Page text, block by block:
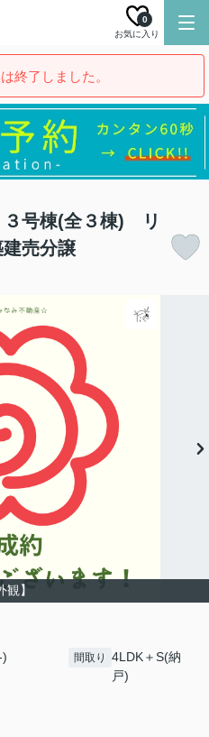
お気に入り
0
終了しました。
３号棟(全３棟) リ
売分譲
観】
間取り
4LDK＋S(納
戸)